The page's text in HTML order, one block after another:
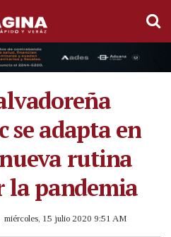
se adapta en
rutina
la pandemia
miércoles, 15 julio 2020 9:51 AM